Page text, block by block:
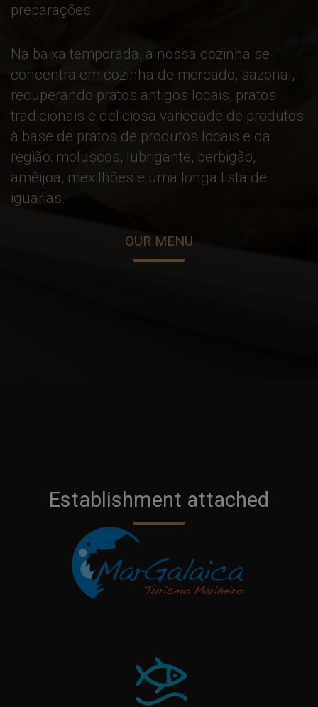
preparações
Na baixa temporada, a nossa cozinha se
concentra em cozinha de mercado, sazonal,
recuperando pratos antigos locais, pratos
tradicionais e deliciosa variedade de produtos
à base de pratos de produtos locais e da
região: moluscos, lubrigante, berbigão,
amêijoa, mexilhões e uma longa lista de
iguarias.
OUR MENU
Establishment attached